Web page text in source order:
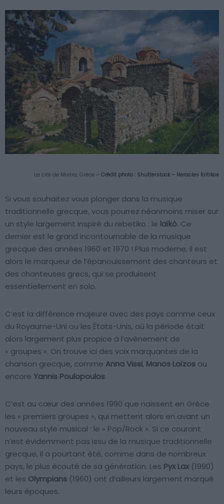
La cité de Mistra, Grèce – Crédit photo : Shutterstock – Heracles Kritikos
Si vous souhaitez vous plonger dans la musique
traditionnelle grecque, vous pourrez néanmoins miser sur
un style largement inspiré du rebetiko : le laïkó. Ce
dernier est le grand incontournable de la musique
grecque des années 1960 et 1970 ! Plus moderne, il est
alors le marqueur de l’épanouissement des chanteurs et
des chanteuses grecs, qui se produisent
essentiellement en solo.
C’est la différence majeure avec des pays comme ceux
du Royaume-Uni ou les États-Unis, où la période était
alors largement plus propice à l’avènement de
« groupes ». On trouve ici des voix marquantes de la
chanson grecque, comme Anna Vissi, Manos Loïzos ou
encore Yannis Poulopoulos.
C’est au cœur des années 1990 que naissent en Grèce
les « premiers groupes », qui mettent alors en avant un
nouveau style musical : le « Pop/Rock ». Si ce courant
n’est évidemment pas issu de la musique traditionnelle
grecque, il a pourtant été, comme dans de nombreux
pays, le plus écouté de sa génération. Les Pyx Lax(1990)
et les Olympians (1960) ont d’ailleurs largement marqué
leurs époques.